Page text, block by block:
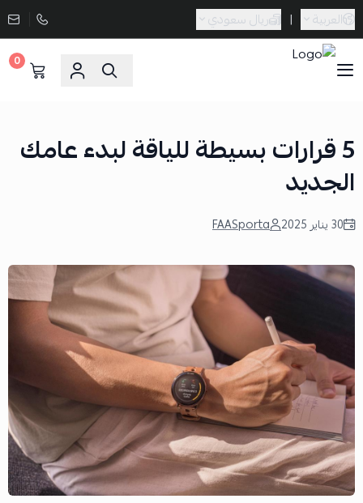
العربية | ريال سعودي
0
5 قرارات بسيطة للياقة لبدء عامك
الجديد
30 يناير 2025 FAASporta